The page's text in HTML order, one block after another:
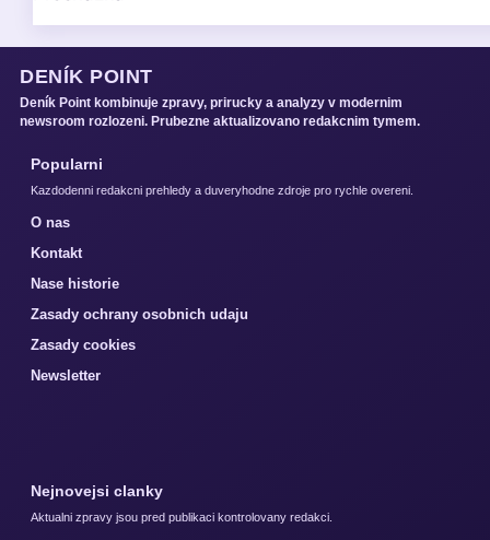
DENÍK POINT
Deník Point kombinuje zpravy, prirucky a analyzy v modernim
newsroom rozlozeni. Prubezne aktualizovano redakcnim tymem.
Popularni
Kazdodenni redakcni prehledy a duveryhodne zdroje pro rychle overeni.
O nas
Kontakt
Nase historie
Zasady ochrany osobnich udaju
Zasady cookies
Newsletter
Nejnovejsi clanky
Aktualni zpravy jsou pred publikaci kontrolovany redakci.